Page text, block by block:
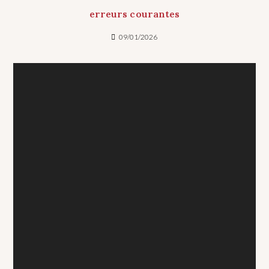
erreurs courantes
09/01/2026